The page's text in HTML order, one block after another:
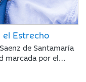
Estrecho
de Santamaría
marcada por el
dólares tras